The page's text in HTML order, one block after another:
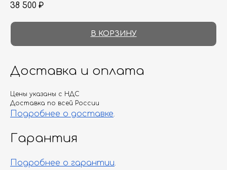
38 500 ₽
В КОРЗИНУ
Доставка и оплата
Цены указаны с НДС
Доставка по всей России
Подробнее о доставке.
Гарантия
Подробнее о гарантии.